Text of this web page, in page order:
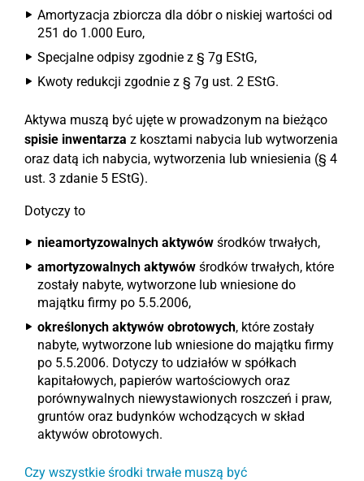
Amortyzacja zbiorcza dla dóbr o niskiej wartości od
251 do 1.000 Euro,
Specjalne odpisy zgodnie z § 7g EStG,
Kwoty redukcji zgodnie z § 7g ust. 2 EStG.
Aktywa muszą być ujęte w prowadzonym na bieżąco
spisie inwentarza z kosztami nabycia lub wytworzenia
oraz datą ich nabycia, wytworzenia lub wniesienia (§ 4
ust. 3 zdanie 5 EStG).
Dotyczy to
nieamortyzowalnych aktywów środków trwałych,
amortyzowalnych aktywów środków trwałych, które
zostały nabyte, wytworzone lub wniesione do
majątku firmy po 5.5.2006,
określonych aktywów obrotowych, które zostały
nabyte, wytworzone lub wniesione do majątku firmy
po 5.5.2006. Dotyczy to udziałów w spółkach
kapitałowych, papierów wartościowych oraz
porównywalnych niewystawionych roszczeń i praw,
gruntów oraz budynków wchodzących w skład
aktywów obrotowych.
Czy wszystkie środki trwałe muszą być